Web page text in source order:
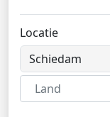
Locatie
Land